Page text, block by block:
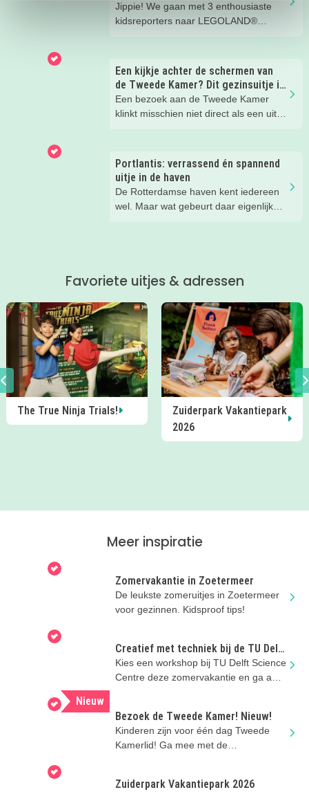
En het mooiste? Alle activiteiten zijn
Jippie! We gaan met 3 enthousiaste
kidsreporters naar LEGOLAND®
Scheveningen waar die toffe giraffe
Gigi voor staat.... Wat een geweldig
kleurrijk LEGO® speelparadijs voor
kinderen!
Een kijkje achter de schermen van
de Tweede Kamer? Dit gezinsuitje is
verrassend leuk!
Een bezoek aan de Tweede Kamer
klinkt misschien niet direct als een uitje
aan met dochter Emily en werden
tijdens de Familierondleiding van
ProDemos compleet verrast! Met een
jonge sympathieke gids, interactieve
opdrachten en een kijkje achter de
lippen van de gids.
Portlantis: verrassend én spannend
uitje in de haven
De Rotterdamse haven kent iedereen
wel. Maar wat gebeurt daar eigenlijk
Favoriete uitjes & adressen
The True Ninja Trials!
Zuiderpark Vakantiepark
2026
Meer inspiratie
Zomervakantie in Zoetermeer
De leukste zomeruitjes in Zoetermeer
voor gezinnen. Kidsproof tips!
Creatief met techniek bij de TU Delft
deze zomer
Kies een workshop bij TU Delft Science
Centre deze zomervakantie en ga aan
Nieuw
Bezoek de Tweede Kamer! Nieuw!
Kinderen zijn voor één dag Tweede
Kamerlid! Ga mee met de
Zuiderpark Vakantiepark 2026